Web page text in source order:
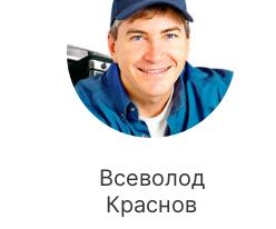
Всеволод
Краснов